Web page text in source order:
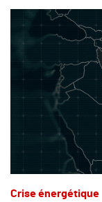
Crise énergétique